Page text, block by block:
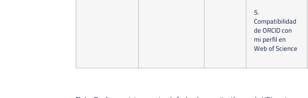
5.
Compatibilidad
de ORCID con
mi perfil en
Web of Science